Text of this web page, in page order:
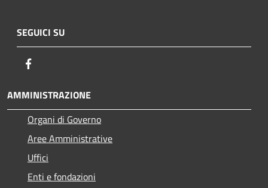
SEGUICI SU
AMMINISTRAZIONE
Organi di Governo
Aree Amministrative
Uffici
Enti e fondazioni